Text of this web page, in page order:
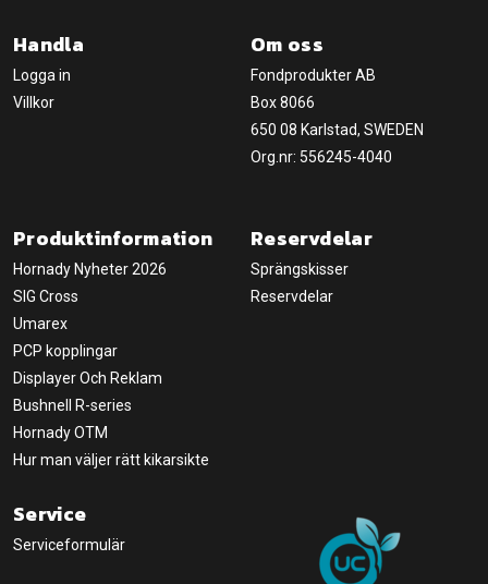
Handla
Logga in
Villkor
Om oss
Fondprodukter AB
Box 8066
650 08 Karlstad, SWEDEN
Org.nr: 556245-4040
Produktinformation
Hornady Nyheter 2026
SIG Cross
Umarex
PCP kopplingar
Displayer Och Reklam
Bushnell R-series
Hornady OTM
Hur man väljer rätt kikarsikte
Reservdelar
Sprängskisser
Reservdelar
Service
Serviceformulär